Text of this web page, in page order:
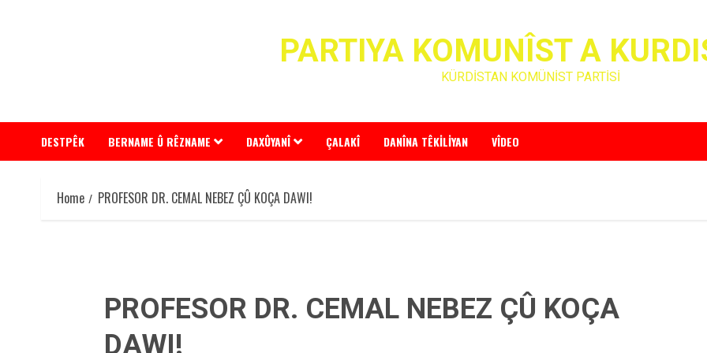
PARTIYA KOMUNÎST A
KÜRDİSTAN KOMÜNİST PARTİSİ
DESTPÊK BERNAME Û RÊZNAME DAXÛYANÎ ÇALAKÎ DANÎNA TÊKILIYAN VÎDEO
Home PROFESOR DR. CEMAL NEBEZ ÇÛ KOÇA DAWI!
PROFESOR DR. CEMAL NEBEZ ÇÛ KOÇA
DAWI!